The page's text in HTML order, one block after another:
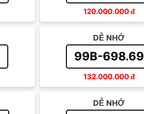
120.000.000đ
DỄ NHỚ
99B-698.69
132.000.000đ
DỄ NHỚ